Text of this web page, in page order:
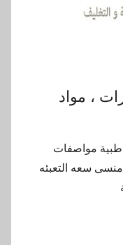
، مواد
طبية مواصفات
المهندس منسى سعه التعبئه